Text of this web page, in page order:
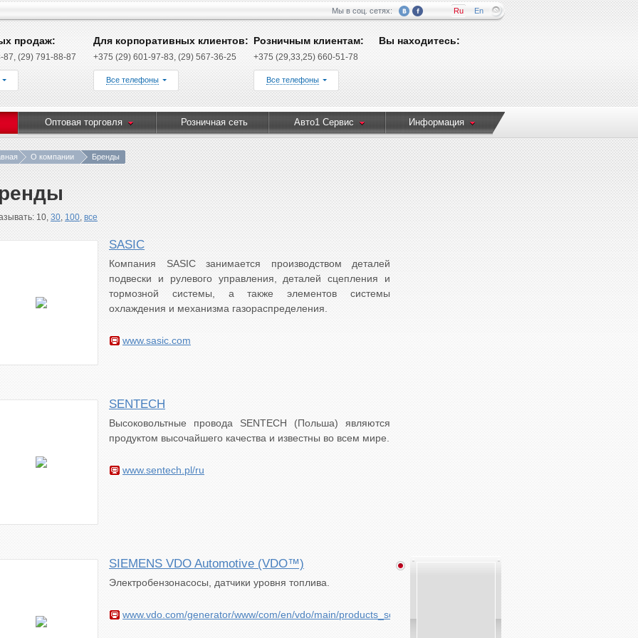
Мы в соц. сетях: Ru En
продаж:
87, (29) 791-88-87
Для корпоративных клиентов:
+375 (29) 601-97-83, (29) 567-36-25
Все телефоны
Розничным клиентам:
+375 (29,33,25) 660-51-78
Все телефоны
Вы находитесь:
Оптовая торговля Розничная сеть Авто1 Сервис Информация
О компании Бренды
10,30,100,все
SASIC
Компания SASIC занимается производством деталей
подвески и рулевого управления, деталей сцепления и
тормозной системы, а также элементов системы
охлаждения и механизма газораспределения.
www.sasic.com
SENTECH
Высоковольтные провода SENTECH (Польша) являются
продуктом высочайшего качества и известны во всем мире.
www.sentech.pl/ru
SIEMENS VDO Automotive (VDO™)
Электробензонасосы, датчики уровня топлива.
www.vdo.com/generator/www/com/en/vdo/main/products_solutions/cars/index_passenger_cars_en.html